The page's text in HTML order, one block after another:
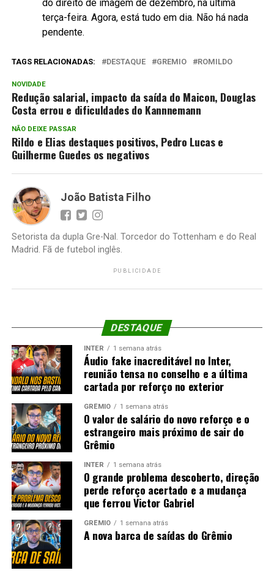
do direito de imagem de dezembro, na última
terça-feira. Agora, está tudo em dia. Não há nada
pendente.
TAGS RELACIONADAS: DESTAQUE GREMIO ROMILDO
NOVIDADE
Redução salarial, impacto da saída do Maicon, Douglas
Costa errou e dificuldades do Kannnemann
NÃO DEIXE PASSAR
Rildo e Elias destaques positivos, Pedro Lucas e
Guilherme Guedes os negativos
João Batista Filho
Setorista da dupla Gre-Nal. Torcedor do Tottenham e do Real
Madrid. Fã de futebol inglês.
PUBLICIDADE
DESTAQUE
INTER 1 semana atrás
Áudio fake inacreditável no Inter,
reunião tensa no conselho e a última
cartada por reforço no exterior
GRÊMIO 1 semana atrás
O valor de salário do novo reforço e o
estrangeiro mais próximo de sair do
Grêmio
INTER 1 semana atrás
O grande problema descoberto, direção
perde reforço acertado e a mudança
que ferrou Victor Gabriel
GRÊMIO 1 semana atrás
A nova barca de saídas do Grêmio